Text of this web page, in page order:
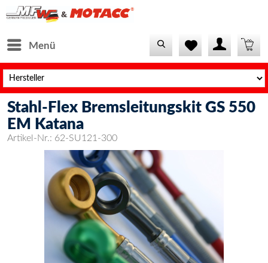
Menü
Stahl-Flex Bremsleitungskit GS 550
EM Katana
Artikel-Nr.: 62-SU121-300